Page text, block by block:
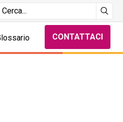
CONTATTACI